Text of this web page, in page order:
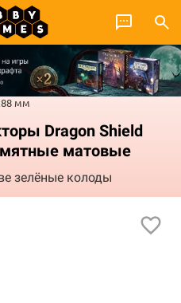
мм
Dragon Shield
матовые
зелёные колоды